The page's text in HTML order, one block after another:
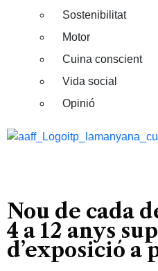
Sostenibilitat
Motor
Cuina conscient
Vida social
Opinió
Nou de cada
4 a 12 anys
d’exposició a